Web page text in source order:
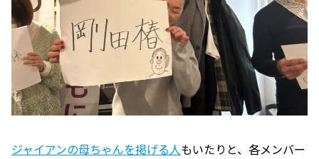
ジャイアンの母ちゃんを掲げる人もいたりと、各メンバー